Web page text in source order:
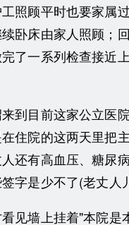
顾平时也要家属过
卧床由家人照顾；
了一系列检查接近
目前这家公立医院
住院的这两天里把
还有高血压、糖尿
字是少不了(老丈人
墙上挂着"本院是